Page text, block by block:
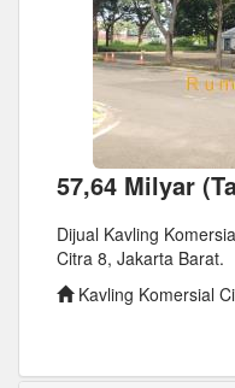
57,64 Milyar
Dijual Kavling
Citra 8, Jakarta Barat.
Kavling Komersial